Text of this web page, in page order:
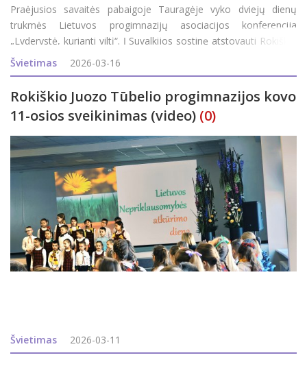
Praėjusios savaitės pabaigoje Tauragėje vyko dviejų dienų
trukmės Lietuvos progimnazijų asociacijos konferencija
„Lyderystė, kurianti viltį“. Į Suvalkijos sostinę atstovauti Rokiškio
kraštą išvyko Juozo Tūbelio progimnazijos pedagogai:
direktorius Zenonas Poši
Švietimas 2026-03-16
Rokiškio Juozo Tūbelio progimnazijos kovo
11-osios sveikinimas (video) (0)
Švietimas 2026-03-11